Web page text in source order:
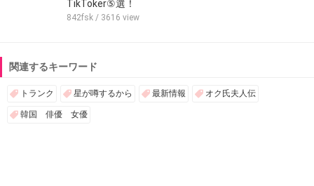
TikToker⑤選！
842fsk / 3616 view
関連するキーワード
トランク 星が噂するから 最新情報 オク氏夫人伝
韓国 俳優 女優